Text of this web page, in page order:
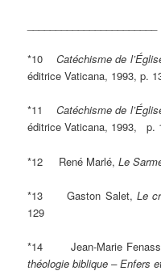
*10Catéchisme de
éditrice Vaticana, 1993, p.
*11Catéchisme de
éditrice Vaticana, 1993, p.
*12 René Marlé,Le
*13 Gaston Salet, Le
129
*14 Jean-Marie
théologie biblique – Enfers